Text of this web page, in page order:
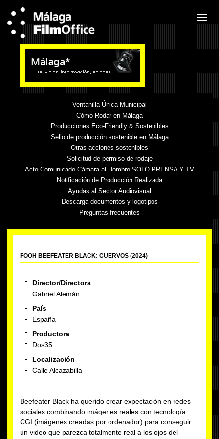
Ventanilla Única Municipal
Cómo Rodar en Málaga
Producciones Eco-Friendly & Sostenibles
Sello de producción sostenible en Málaga
Otras acciones sostenibles
Solicitud de permiso de rodaje
Acto Comunicado Cámara al Hombro SOLO PRENSA Y TV
Notificación de Producción Realizada
Ayudas al Sector Audiovisual
Descarga documentos y logotipos
Preguntas frecuentes
FOOH BEEFEATER BLACK: CUERVOS (2024)
Director/Directora
Gabriel Alemán
País
España
Productora
Dos35
Localización
Calle Alcazabilla
Beefeater Black ha querido crear expectación en redes
sociales combinando imágenes reales con tecnología
CGI (imágenes creadas por ordenador) para conseguir
un video que parezca totalmente real a los ojos del